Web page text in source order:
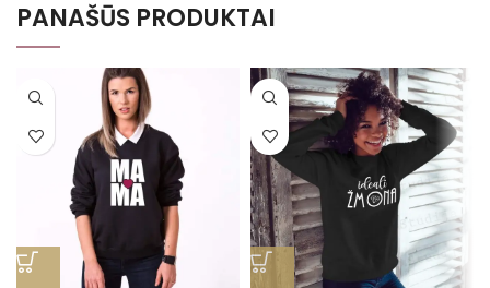
PANAŠŪS PRODUKTAI